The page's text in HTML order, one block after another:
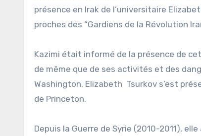
présence en Irak de l’universitaire
proches des “Gardiens de la Révolution
Kazimi était informé de la présence de
de même que de ses activités et des
Washington. Elizabeth Tsurkov s’est
de Princeton.
Depuis la Guerre de Syrie (2010-2011),